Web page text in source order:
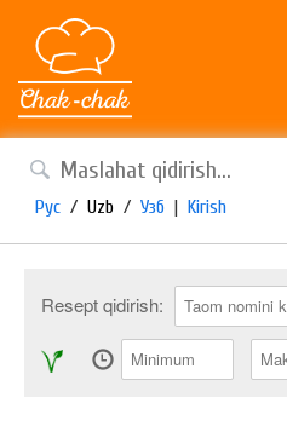
Рус / Uzb / Узб | Kirish
Resept qidirish: